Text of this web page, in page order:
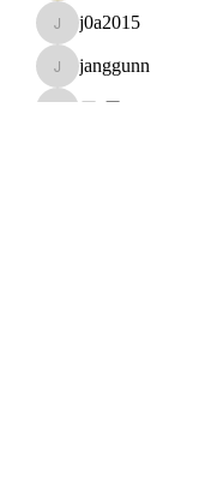
j0a2015
j0a2015
janggunn
janggunn
쥬 공